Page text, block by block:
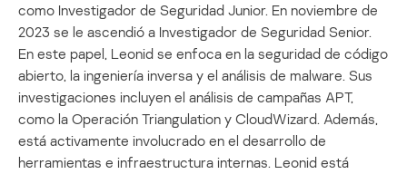
como Investigador de Seguridad Junior. En noviembre de
2023 se le ascendió a Investigador de Seguridad Senior.
En este papel, Leonid se enfoca en la seguridad de código
abierto, la ingeniería inversa y el análisis de malware. Sus
investigaciones incluyen el análisis de campañas APT,
como la Operación Triangulation y CloudWizard. Además,
está activamente involucrado en el desarrollo de
herramientas e infraestructura internas. Leonid está